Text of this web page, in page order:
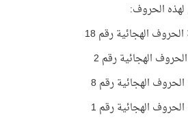
لهذه الحروف:
الهجائية رقم 18
الهجائية رقم 2
الهجائية رقم 8
الهجائية رقم 1